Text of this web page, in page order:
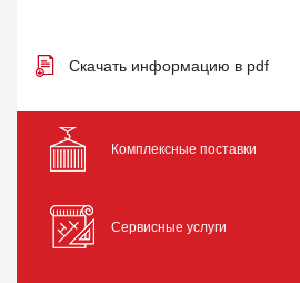
Скачать информацию в pdf
Комплексные поставки
Сервисные услуги